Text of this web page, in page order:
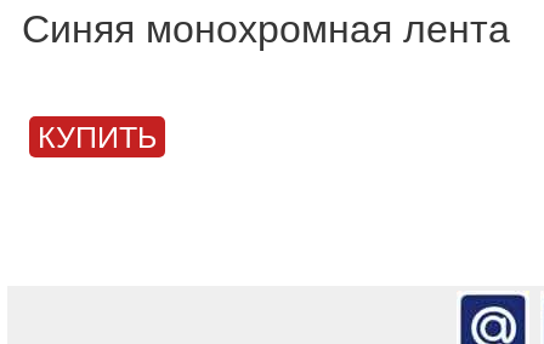
Синяя монохромная лента
КУПИТЬ